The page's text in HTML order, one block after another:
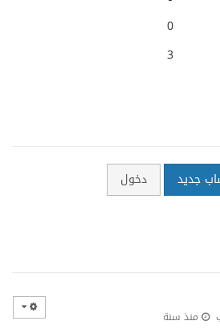
0
3
جديد دخول
منذ سنة